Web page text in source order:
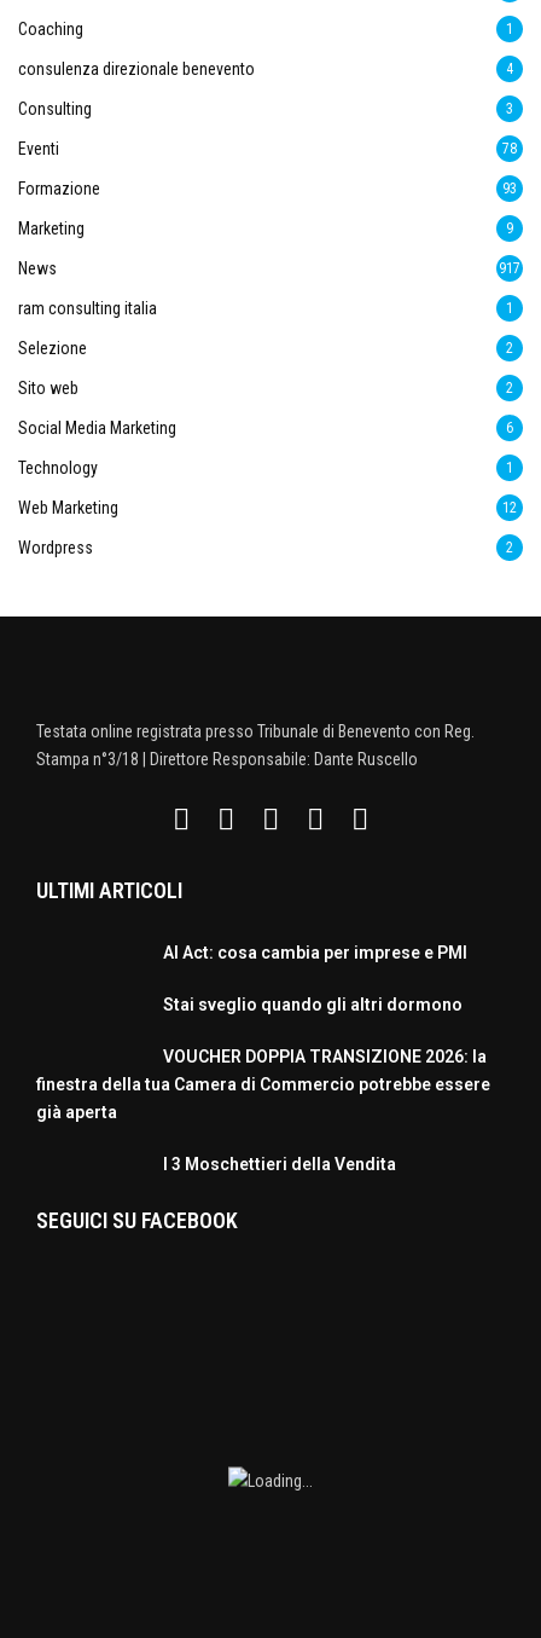
Coaching 1
consulenza direzionale benevento 4
Consulting 3
Eventi 78
Formazione 93
Marketing 9
News 917
ram consulting italia 1
Selezione 2
Sito web 2
Social Media Marketing 6
Technology 1
Web Marketing 12
Wordpress 2
Testata online registrata presso Tribunale di Benevento con Reg.
Stampa n°3/18 | Direttore Responsabile: Dante Ruscello
ULTIMI ARTICOLI
AI Act: cosa cambia per imprese e PMI
Stai sveglio quando gli altri dormono
VOUCHER DOPPIA TRANSIZIONE 2026: la
finestra della tua Camera di Commercio potrebbe essere
già aperta
I 3 Moschettieri della Vendita
SEGUICI SU FACEBOOK